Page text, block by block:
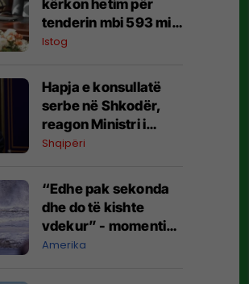
kërkon hetim për
tenderin mbi 593 mijë
euro në Vrellë
Istog
Hapja e konsullatë
serbe në Shkodër,
reagon Ministri i
Jashtëm Ferit Hoxha
Shqipëri
“Edhe pak sekonda
dhe do të kishte
vdekur” - momenti
dramatik kur 10-
Amerika